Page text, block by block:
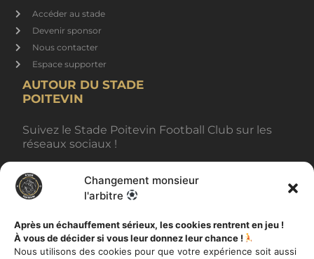
Changement monsieur
l'arbitre
Après un échauffement sérieux, les cookies rentrent en jeu !
À vous de décider si vous leur donnez leur chance !
Nous utilisons des cookies pour que votre expérience soit aussi
Accéder au stade
Devenir sponsor
Nous contacter
Espace supporter
AUTOUR DU STADE
POITEVIN
Suivez le Stade Poitevin Football Club sur les
réseaux sociaux !
BILLETTERIE
AUTRES INFORMATIONS